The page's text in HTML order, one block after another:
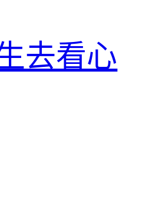
去看心